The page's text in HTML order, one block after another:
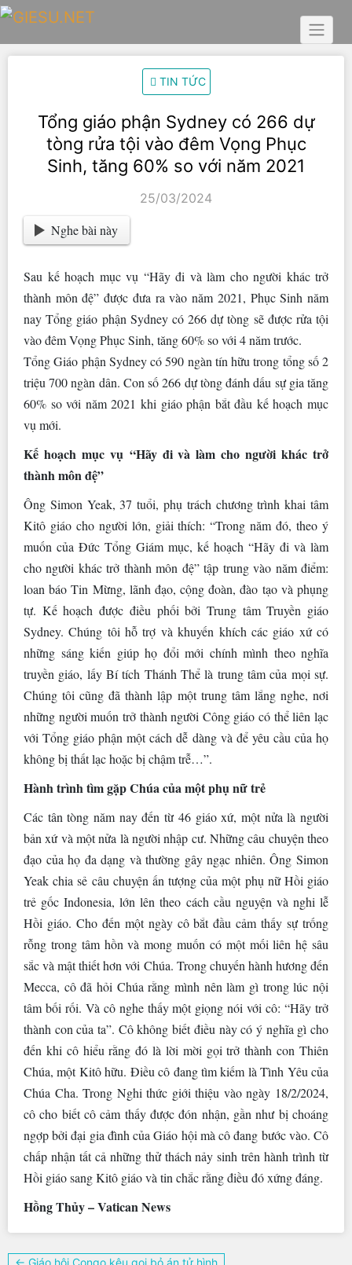
Skip
content
TIN TỨC
Tổng giáo phận Sydney có 266 dự
tòng rửa tội vào đêm Vọng Phục
Sinh, tăng 60% so với năm 2021
25/03/2024
Nghe bài này
Sau kế hoạch mục vụ “Hãy đi và làm cho người khác trở
thành môn đệ” được đưa ra vào năm 2021, Phục Sinh năm
nay Tổng giáo phận Sydney có 266 dự tòng sẽ được rửa tội
vào đêm Vọng Phục Sinh, tăng 60% so với 4 năm trước.
Tổng Giáo phận Sydney có 590 ngàn tín hữu trong tổng số 2
triệu 700 ngàn dân. Con số 266 dự tòng đánh dấu sự gia tăng
60% so với năm 2021 khi giáo phận bắt đầu kế hoạch mục
vụ mới.
Kế hoạch mục vụ “Hãy đi và làm cho người khác trở
thành môn đệ”
Ông Simon Yeak, 37 tuổi, phụ trách chương trình khai tâm
Kitô giáo cho người lớn, giải thích: “Trong năm đó, theo ý
muốn của Đức Tổng Giám mục, kế hoạch “Hãy đi và làm
cho người khác trở thành môn đệ” tập trung vào năm điểm:
loan báo Tin Mừng, lãnh đạo, cộng đoàn, đào tạo và phụng
tự. Kế hoạch được điều phối bởi Trung tâm Truyền giáo
Sydney. Chúng tôi hỗ trợ và khuyến khích các giáo xứ có
những sáng kiến giúp họ đổi mới chính mình theo nghĩa
truyền giáo, lấy Bí tích Thánh Thể là trung tâm của mọi sự.
Chúng tôi cũng đã thành lập một trung tâm lắng nghe, nơi
những người muốn trở thành người Công giáo có thể liên lạc
với Tổng giáo phận một cách dễ dàng và để yêu cầu của họ
không bị thất lạc hoặc bị chậm trễ…”.
Hành trình tìm gặp Chúa của một phụ nữ trẻ
Các tân tòng năm nay đến từ 46 giáo xứ, một nửa là người
bản xứ và một nửa là người nhập cư. Những câu chuyện theo
đạo của họ đa dạng và thường gây ngạc nhiên. Ông Simon
Yeak chia sẻ câu chuyện ấn tượng của một phụ nữ Hồi giáo
trẻ gốc Indonesia, lớn lên theo cách cầu nguyện và nghi lễ
Hồi giáo. Cho đến một ngày cô bắt đầu cảm thấy sự trống
rỗng trong tâm hồn và mong muốn có một mối liên hệ sâu
sắc và mật thiết hơn với Chúa. Trong chuyến hành hương đến
Mecca, cô đã hỏi Chúa rằng mình nên làm gì trong lúc nội
tâm bối rối. Và cô nghe thấy một giọng nói với cô: “Hãy trở
thành con của ta”. Cô không biết điều này có ý nghĩa gì cho
đến khi cô hiểu rằng đó là lời mời gọi trở thành con Thiên
Chúa, một Kitô hữu. Điều cô đang tìm kiếm là Tình Yêu của
Chúa Cha. Trong Nghi thức giới thiệu vào ngày 18/2/2024,
cô cho biết cô cảm thấy được đón nhận, gần như bị choáng
ngợp bởi đại gia đình của Giáo hội mà cô đang bước vào. Cô
chấp nhận tất cả những thử thách nảy sinh trên hành trình từ
Hồi giáo sang Kitô giáo và tin chắc rằng điều đó xứng đáng.
Hồng Thủy – Vatican News
Điều